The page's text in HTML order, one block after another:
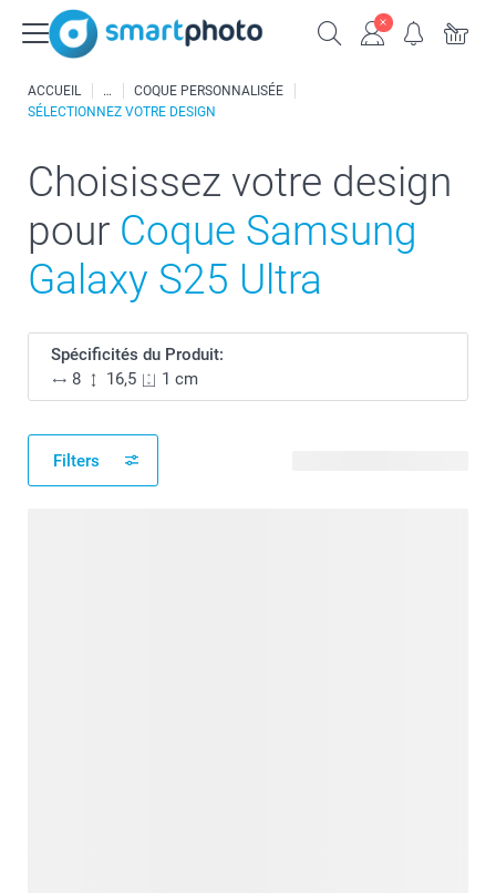
ACCUEIL
COQUE PERSONNALISÉE
SÉLECTIONNEZ VOTRE DESIGN
Choisissez votre design
pour Coque Samsung
Galaxy S25 Ultra
Spécificités du Produit:
8
16,5 1 cm
Filters